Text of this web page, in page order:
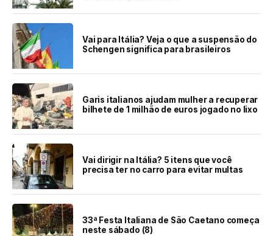
Vai para Itália? Veja o que a suspensão do
Schengen significa para brasileiros
Garis italianos ajudam mulher a recuperar
bilhete de 1 milhão de euros jogado no lixo
Vai dirigir na Itália? 5 itens que você
precisa ter no carro para evitar multas
33ª Festa Italiana de São Caetano começa
neste sábado (8)